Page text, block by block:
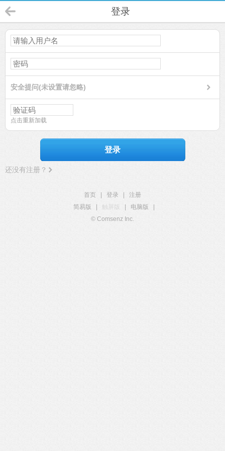
登录
安全提问(未设置请忽略)
点击重新加载
登录
还没有注册？
首页 登录
注册
简易版
触屏版 电脑版
© Comsenz Inc.